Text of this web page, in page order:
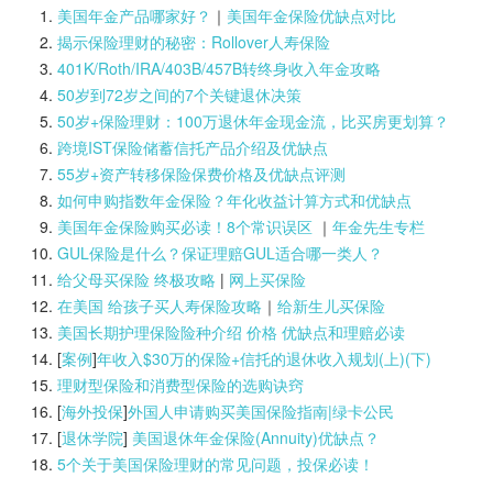
美国年金产品哪家好？ ｜ 美国年金保险优缺点对比
揭示保险理财的秘密：Rollover人寿保险
401K/Roth/IRA/403B/457B转终身收入年金攻略
50岁到72岁之间的7个关键退休决策
50岁+保险理财：100万退休年金现金流，比买房更划算？
跨境IST保险储蓄信托产品介绍及优缺点
55岁+资产转移保险保费价格及优缺点评测
如何申购指数年金保险？年化收益计算方式和优缺点
美国年金保险购买必读！8个常识误区｜ 年金先生专栏
GUL保险是什么？保证理赔GUL适合哪一类人？
给父母买保险 终极攻略| 网上买保险
在美国 给孩子买人寿保险攻略｜ 给新生儿买保险
美国长期护理保险险种介绍 价格 优缺点和理赔必读
[案例]年收入$30万的保险+信托的退休收入规划(上)(下)
理财型保险和消费型保险的选购诀窍
[海外投保]外国人申请购买美国保险指南|绿卡公民
[退休学院] 美国退休年金保险(Annuity)优缺点？
5个关于美国保险理财的常见问题，投保必读！